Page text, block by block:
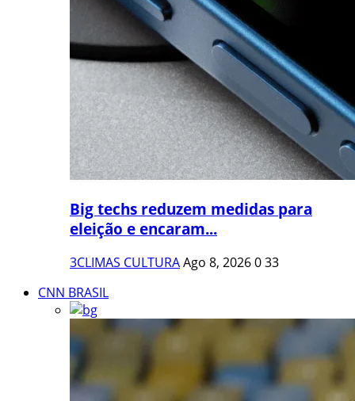
Big techs reduzem medidas para
eleição e encaram...
3CLIMAS CULTURAAgo 8, 2026033
CNN BRASIL